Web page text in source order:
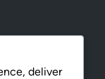
deliver